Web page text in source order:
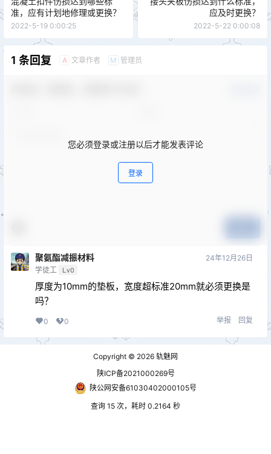
准，应有计划地修理或更换？
2022-5-19 0:00:25
应及时更换？
2022-5-22 0:00:08
1 条回复 A 文章作者 M 管理员
您必须登录或注册以后才能发表评论
登录
聚氨酯减振材料
学徒工 Lv0
24年12月26日
厚度为10mm的垫板，宽度超标准20mm就必须更换是
吗？
0 0 举报 回复
Copyright © 2026 轨魅网
陕ICP备2021000269号
陕公网安备61030402000105号
查询 15 次，耗时 0.2164 秒